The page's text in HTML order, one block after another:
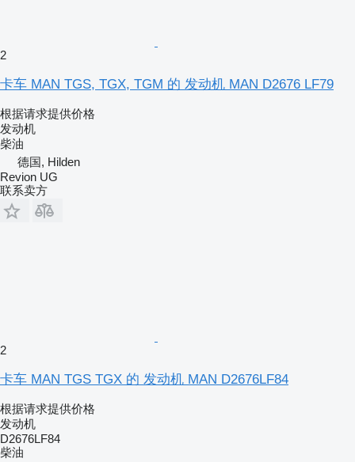
2
卡车 MAN TGS, TGX, TGM 的 发动机 MAN D2676 LF79
根据请求提供价格
发动机
柴油
德国, Hilden
Revion UG
联系卖方
2
卡车 MAN TGS TGX 的 发动机 MAN D2676LF84
根据请求提供价格
发动机
D2676LF84
柴油